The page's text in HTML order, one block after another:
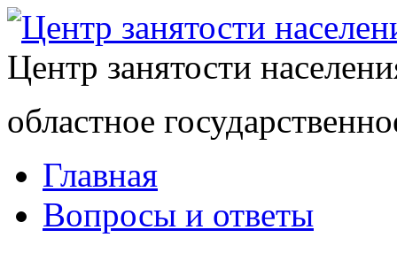
Центр занятости
областное
Главная
Вопросы и ответы